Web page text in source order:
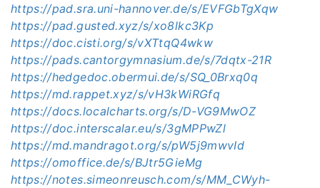
https://pad.sra.uni-hannover.de/s/EVFGbTgXqw
https://pad.gusted.xyz/s/xo8lkc3Kp
https://doc.cisti.org/s/vXTtqQ4wkw
https://pads.cantorgymnasium.de/s/7dqtx-21R
https://hedgedoc.obermui.de/s/SQ_0Brxq0q
https://md.rappet.xyz/s/vH3kWiRGfq
https://docs.localcharts.org/s/D-VG9MwOZ
https://doc.interscalar.eu/s/3gMPPwZl
https://md.mandragot.org/s/pW5j9mwvId
https://omoffice.de/s/BJtr5GieMg
https://notes.simeonreusch.com/s/MM_CWyh-